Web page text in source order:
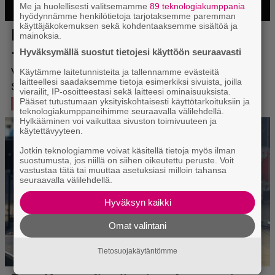
Me ja huolellisesti valitsemamme89 teknologiakumppania
hyödynnämme henkilötietoja tarjotaksemme paremman
käyttäjäkokemuksen sekä kohdentaaksemme sisältöä ja
mainoksia.
Hyväksymällä suostut tietojesi käyttöön seuraavasti
Käytämme laitetunnisteita ja tallennamme evästeitä
laitteellesi saadaksemme tietoja esimerkiksi sivuista, joilla
vierailit, IP-osoitteestasi sekä laitteesi ominaisuuksista.
Pääset tutustumaan yksityiskohtaisesti käyttötarkoituksiin ja
teknologiakumppaneihimme seuraavalla välilehdellä.
Hylkääminen voi vaikuttaa sivuston toimivuuteen ja
käytettävyyteen.
Jotkin teknologiamme voivat käsitellä tietoja myös ilman
suostumusta, jos niillä on siihen oikeutettu peruste. Voit
vastustaa tätä tai muuttaa asetuksiasi milloin tahansa
seuraavalla välilehdellä.
Hyväksyn kaikki
Omat valintani
Tietosuojakäytäntömme